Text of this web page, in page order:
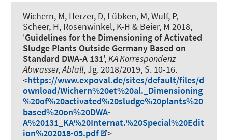
Wichern, M, Herzer, D, Lübken, M, Wulf, P,
Scheer, H, Rosenwinkel, K-H & Beier, M 2018,
'Guidelines for the Dimensioning of Activated
Sludge Plants Outside Germany Based on
Standard DWA-A 131',KA Korrespondenz
Abwasser, Abfall, Jg. 2018/2019, S. 10-16.
<https://www.expoval.de/sites/default/files/d
ownload/Wichern%20et%20al._Dimensioning
%20of%20activated%20sludge%20plants%20
based%20on%20DWA-
A%20131_KA%20Internat.%20Special%20Edit
ion%202018-05.pdf
>